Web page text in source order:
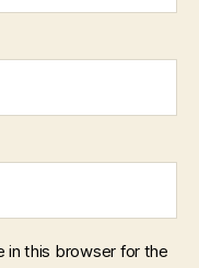
in this browser for the